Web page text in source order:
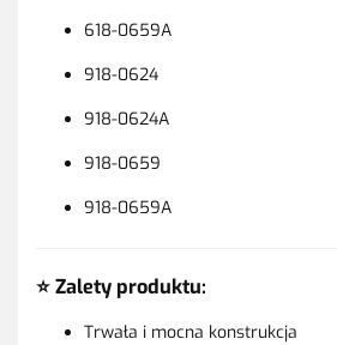
618-0659A
918-0624
918-0624A
918-0659
918-0659A
⭐ Zalety produktu:
Trwała i mocna konstrukcja